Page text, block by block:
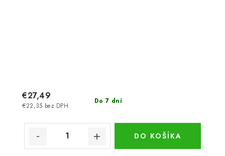
Do 7 dní
€22,35 bez DPH
€27,49
DO KOŠÍKA